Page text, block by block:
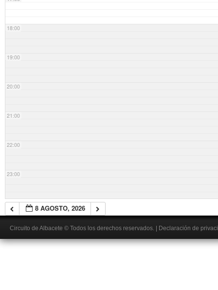
18:00
19:00
20:00
21:00
22:00
23:00
8 AGOSTO, 2026
Circuito de Albacete © Todos los derechos reservados. Declaración de